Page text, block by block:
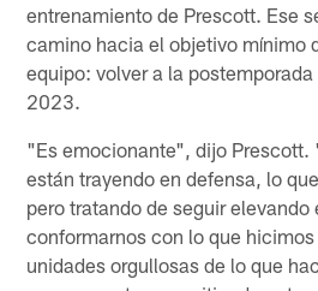
entrenamiento de Prescott. Ese
camino hacia el objetivo mínimo
equipo: volver a la
2023.
"Es emocionante", dijo Prescott.
están trayendo en defensa, lo
pero tratando de seguir elevando
conformarnos con lo que
unidades orgullosas de lo que